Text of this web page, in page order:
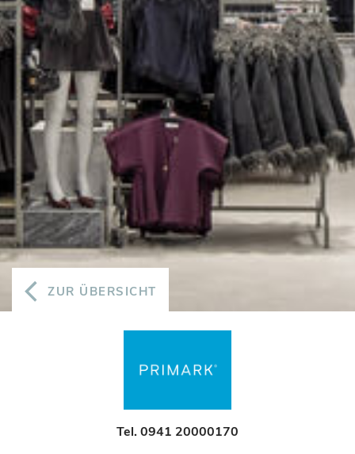
ZUR ÜBERSICHT
Tel. 0941 20000170